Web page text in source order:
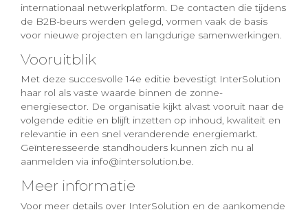
internationaal netwerkplatform. De contacten die tijdens
de B2B-beurs werden gelegd, vormen vaak de basis
voor nieuwe projecten en langdurige samenwerkingen.
Vooruitblik
Met deze succesvolle 14e editie bevestigt InterSolution
haar rol als vaste waarde binnen de zonne-
energiesector. De organisatie kijkt alvast vooruit naar de
volgende editie en blijft inzetten op inhoud, kwaliteit en
relevantie in een snel veranderende energiemarkt.
Geïnteresseerde standhouders kunnen zich nu al
aanmelden via info@intersolution.be.
Meer informatie
Voor meer details over InterSolution en de aankomende